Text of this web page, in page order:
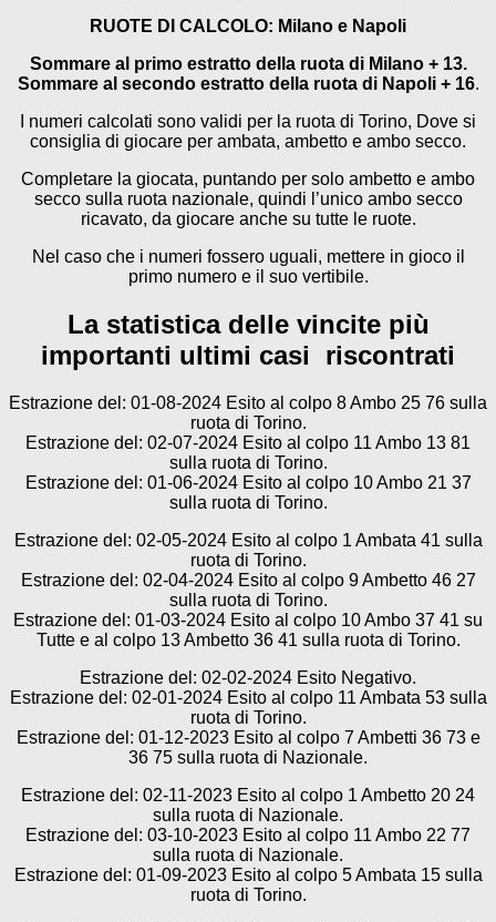
RUOTE DI CALCOLO: Milano e Napoli
Sommare al primo estratto della ruota di Milano + 13.
Sommare al secondo estratto della ruota di Napoli + 16.
I numeri calcolati sono validi per la ruota di Torino, Dove si
consiglia di giocare per ambata, ambetto e ambo secco.
Completare la giocata, puntando per solo ambetto e ambo
secco sulla ruota nazionale, quindi l’unico ambo secco
ricavato, da giocare anche su tutte le ruote.
Nel caso che i numeri fossero uguali, mettere in gioco il
primo numero e il suo vertibile.
La statistica delle vincite più
importanti ultimi casi riscontrati
Estrazione del: 01-08-2024 Esito al colpo 8 Ambo 25 76 sulla
ruota di Torino.
Estrazione del: 02-07-2024 Esito al colpo 11 Ambo 13 81
sulla ruota di Torino.
Estrazione del: 01-06-2024 Esito al colpo 10 Ambo 21 37
sulla ruota di Torino.
Estrazione del: 02-05-2024 Esito al colpo 1 Ambata 41 sulla
ruota di Torino.
Estrazione del: 02-04-2024 Esito al colpo 9 Ambetto 46 27
sulla ruota di Torino.
Estrazione del: 01-03-2024 Esito al colpo 10 Ambo 37 41 su
Tutte e al colpo 13 Ambetto 36 41 sulla ruota di Torino.
Estrazione del: 02-02-2024 Esito Negativo.
Estrazione del: 02-01-2024 Esito al colpo 11 Ambata 53 sulla
ruota di Torino.
Estrazione del: 01-12-2023 Esito al colpo 7 Ambetti 36 73 e
36 75 sulla ruota di Nazionale.
Estrazione del: 02-11-2023 Esito al colpo 1 Ambetto 20 24
sulla ruota di Nazionale.
Estrazione del: 03-10-2023 Esito al colpo 11 Ambo 22 77
sulla ruota di Nazionale.
Estrazione del: 01-09-2023 Esito al colpo 5 Ambata 15 sulla
ruota di Torino.